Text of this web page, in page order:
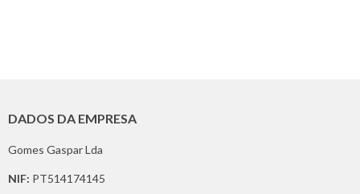
DADOS DA EMPRESA
Gomes Gaspar Lda
NIF: PT514174145